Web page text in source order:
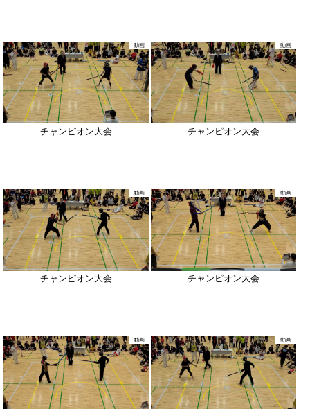
動画
チャンピオン大会
動画
チャンピオン大会
動画
チャンピオン大会
動画
チャンピオン大会
動画 動画